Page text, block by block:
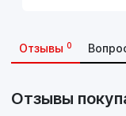
Отзывы 0
Отзывы